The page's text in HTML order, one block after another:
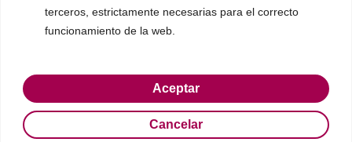
terceros, estrictamente necesarias para el correcto
funcionamiento de la web.
Cancelar
Aceptar
© 2023 Gon-cruz • Todos los derechos reservados